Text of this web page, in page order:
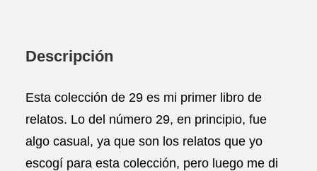
A
T
D
A
Descripción
Esta colección de 29 es mi primer libro de
relatos. Lo del número 29, en principio, fue
algo casual, ya que son los relatos que yo
escogí para esta colección, pero luego me di